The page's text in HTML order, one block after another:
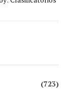
(723)